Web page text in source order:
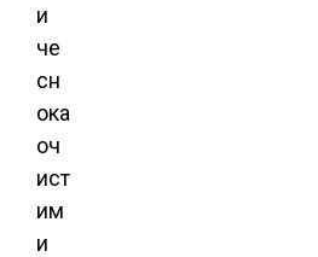
и
че
сн
ока
оч
ист
им
и